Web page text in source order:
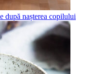
după nașterea copilului